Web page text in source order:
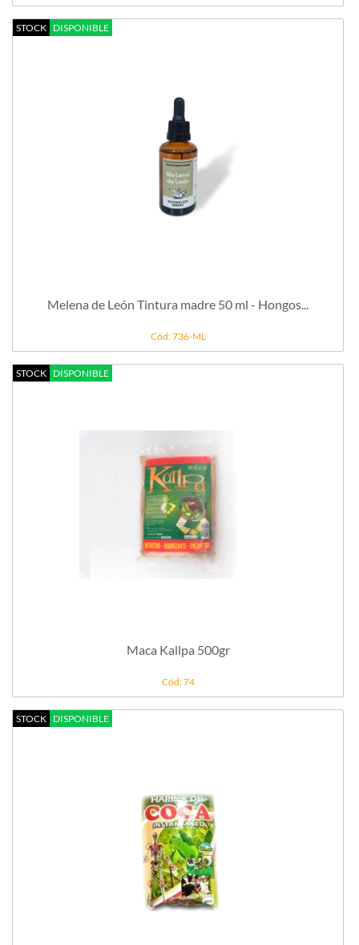
STOCK DISPONIBLE
Melena de León Tintura madre 50 ml - Hongos...
Cód: 736-ML
STOCK DISPONIBLE
Maca Kallpa 500gr
Cód: 74
STOCK DISPONIBLE